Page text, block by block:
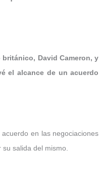
David Cameron, y
el alcance de un acuerdo
en las negociaciones
salida del mismo.